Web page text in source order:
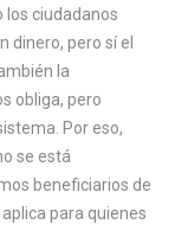
los ciudadanos
dinero, pero sí el
la
obliga, pero
Por eso,
se está
beneficiarios de
para quienes